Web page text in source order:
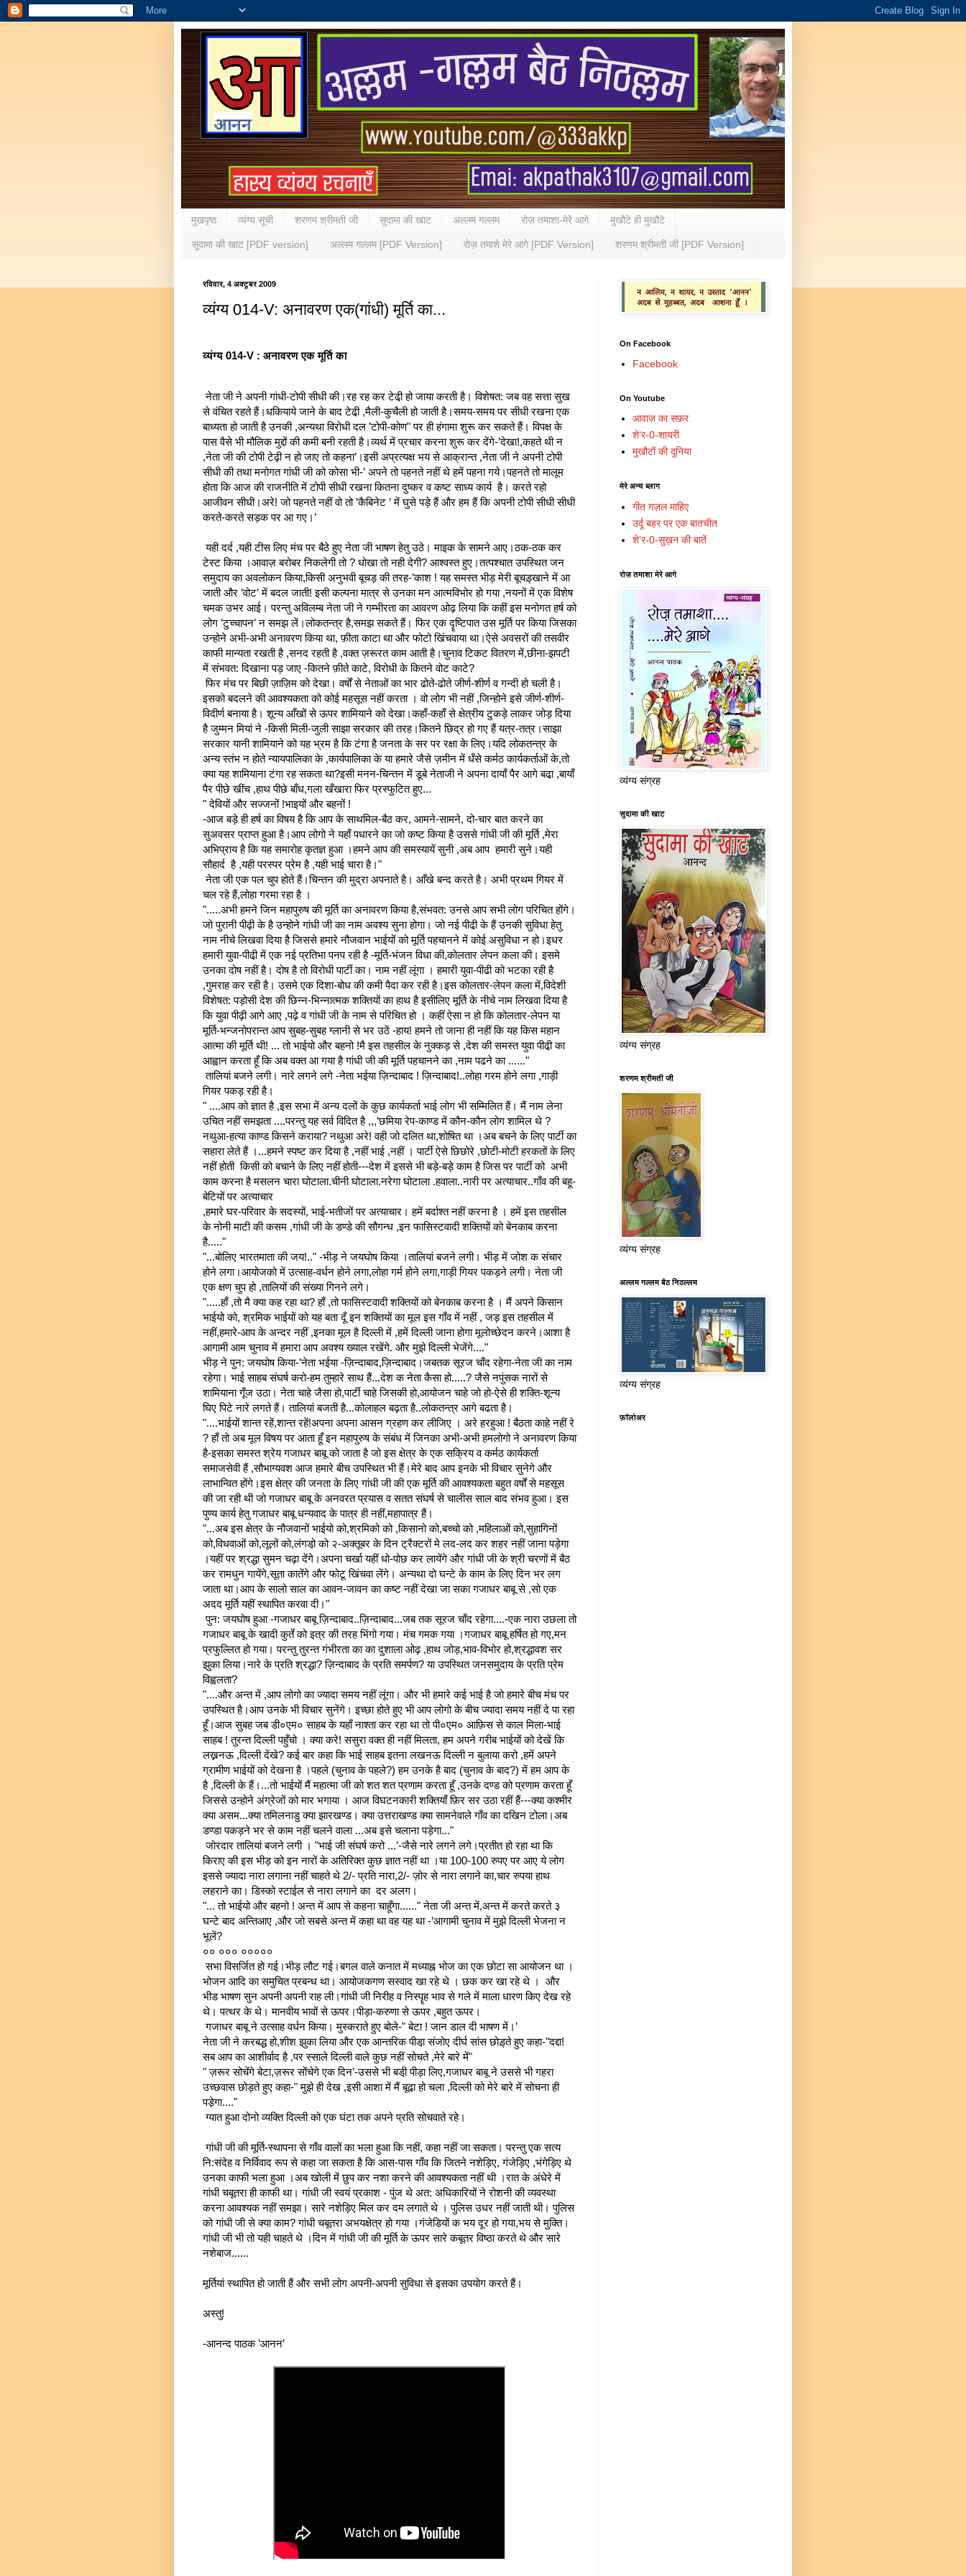
मुखपृष्ठ व्यंग्य सूची शरणम श्रीमती जी सुदामा की खाट अल्लम गल्लम रोज़ तमाशा-मेरे आगे मुखौटे ही मुखौटे
सुदामा की खाट [PDF version] अल्लम गल्लम [PDF Version] रोज़ तमाशे मेरे आगे [PDF Version] शरणम श्रीमती जी [PDF Version]
रविवार, 4 अक्टूबर 2009
व्यंग्य 014-V: अनावरण एक(गांधी) मूर्ति का...
व्यंग्य 014-V : अनावरण एक मूर्ति का
नेता जी ने अपनी गांधी-टोपी सीधी की।रह रह कर टेढी़ हो जाया करती है। विशेषत: जब वह सत्ता सुख
से वंचित रहते हैं।धकियाये जाने के बाद टेढी़ ,मैली-कुचैली हो जाती है।समय-समय पर सीधी रखना एक
बाध्यता हो जाती है उनकी ,अन्यथा विरोधी दल ’टोपी-कोण" पर ही हंगामा शुरू कर सकते हैं। विपक्ष के
पास वैसे भी मौलिक मुद्दों की कमी बनी रहती है।व्यर्थ में प्रचार करना शुरू कर देंगे-’देखा!,कहते थी न
,नेता जी की टोपी टेढ़ी न हो जाए तो कहना’।इसी अप्रत्यक्ष भय से आक्रान्त ,नेता जी ने अपनी टोपी
सीधी की तथा मनोगत गांधी जी को कोसा भी-’ अपने तो पहनते नहीं थे हमें पहना गये।पहनते तो मालूम
होता कि आज की राजनीति में टोपी सीधी रखना कितना दुष्कर व कष्ट साध्य कार्य है। करते रहो
आजीवन सीधी।अरे! जो पहनते नहीं वो तो ’कैबिनेट ’ में घुसे पड़े हैं और हम हैं कि अपनी टोपी सीधी सीधी
करते-करते सड़क पर आ गए।’
यही दर्द ,यही टीस लिए मंच पर बैठे हुए नेता जी भाषण हेतु उठे। माइक के सामने आए।ठक-ठक कर
टेस्ट किया ।आवाज़ बरोबर निकलेगी तो ? धोखा तो नही देगी? आश्वस्त हुए।तत्पश्चात उपस्थित जन
समुदाय का अवलोकन किया,किसी अनुभवी बूचड़ की तरह-’काश ! यह समस्त भीड़ मेरी बूचड़्खाने में आ
जाती और ’वोट’ में बदल जाती! इसी कल्पना मात्र से उनका मन आत्मविभोर हो गया ,नयनों में एक विशेष
चमक उभर आई। परन्तु अविलम्ब नेता जी ने गम्भीरता का आवरण ओढ़ लिया कि कहीं इस मनोगत हर्ष को
लोग ’टुच्चापन’ न समझ लें।लोकतन्त्र है,समझ सकते हैं। फिर एक दॄष्टिपात उस मूर्ति पर किया जिसका
उन्होने अभी-अभी अनावरण किया था, फ़ीता काटा था और फोटो खिंचवाया था।ऐसे अवसरों की तसवीर
काफी मान्यता रखती है ,सनद रहती है ,वक्त ज़रूरत काम आती है।चुनाव टिकट वितरण में,छीना-झपटी
में संभवत: दिखाना पड़ जाए -कितने फ़ीते काटे, विरोधी के कितने वोट काटे?
फिर मंच पर बिछी ज़ाज़िम को देखा। वर्षों से नेताओं का भार ढोते-ढोते जीर्ण-शीर्ण व गन्दी हो चली है।
इसको बदलने की आवश्यकता को कोई महसूस नहीं करता । वो लोग भी नहीं ,जिन्होने इसे जीर्ण-शीर्ण-
विदीर्ण बनाया है। शून्य आँखों से ऊपर शामियाने को देखा।कहाँ-कहाँ से क्षेत्रीय टुकड़े लाकर जोड़ दिया
है जुम्मन मियां ने -किसी मिली-जुली साझा सरकार की तरह।कितने छिद्र हो गए हैं यत्र-तत्र।साझा
सरकार यानी शामियाने को यह भ्रम है कि टंगा है जनता के सर पर रक्षा के लिए।यदि लोकतन्त्र के
अन्य स्तंभ न होते न्यायपालिका के ,कार्यपालिका के या हमारे जैसे ज़मीन में धँसे कर्मठ कार्यकर्ताओं के,तो
क्या यह शामियाना टंगा रह सकता था?इसी मनन-चिन्तन में डूबे नेताजी ने अपना दायाँ पैर आगे बढा़ ,बायाँ
पैर पीछे खींच ,हाथ पीछे बाँध,गला खँखारा फिर प्रस्फुटित हुए...
" देवियों और सज्जनों !भाइयों और बहनों !
-आज बड़े ही हर्ष का विषय है कि आप के साथमिल-बैठ कर, आमने-सामने, दो-चार बात करने का
सुअवसर प्राप्त हुआ है।आप लोगो ने यहाँ पधारने का जो कष्ट किया है उससे गांधी जी की मूर्ति ,मेरा
अभिप्राय है कि यह समारोह कृतज्ञ हुआ ।हमने आप की समस्यायें सुनी ,अब आप हमारी सुने।यही
सौहार्द है ,यही परस्पर प्रेम है ,यही भाई चारा है।"
नेता जी एक पल चुप होते हैं।चिन्तन की मुद्रा अपनाते है। आँखे बन्द करते है। अभी प्रथम गियर में
चल रहे हैं,लोहा गरमा रहा है ।
".....अभी हमने जिन महापुरुष की मूर्ति का अनावरण किया है,संभवत: उनसे आप सभी लोग परिचित होंगे।
जो पुरानी पीढ़ी के है उन्होने गांधी जी का नाम अवश्य सुना होगा। जो नई पीढी़ के हैं उनकी सुविधा हेतु
नाम नीचे लिखवा दिया है जिससे हमारे नौजवान भाईयों को मूर्ति पहचानने में कोई असुविधा न हो।इधर
हमारी युवा-पीढी़ में एक नई प्रतिभा पनप रही है -मूर्ति-भंजन विधा की,कोलतार लेपन कला की। इसमे
उनका दोष नहीं है। दोष है तो विरोधी पार्टी का। नाम नहीं लूंगा । हमारी युवा-पीढी को भटका रही है
,गुमराह कर रही है। उसमे एक दिशा-बोध की कमी पैदा कर रही है।इस कोलतार-लेपन कला में,विदेशी
विशेषत: पड़ोसी देश की छिन्न-भिन्नात्मक शक्तियों का हाथ है इसीलिए मूर्ति के नीचे नाम लिखवा दिया है
कि युवा पीढ़ी आगे आए ,पढ़े व गांधी जी के नाम से परिचित हो । कहीं ऐसा न हो कि कोलतार-लेपन या
मूर्ति-भन्जनोपरान्त आप सुबह-सुबह ग्लानी से भर उठें -हाय! हमने तो जाना ही नहीं कि यह किस महान
आत्मा की मूर्ति थी! ... तो भाईयो और बहनो !मै इस तहसील के नुक्कड़ से ,देश की समस्त युवा पीढी़ का
आह्वान करता हूँ कि अब वक्त आ गया है गांधी जी की मूर्ति पहचानने का ,नाम पढने का ......"
तालियां बजने लगी। नारे लगने लगे -नेता भईया ज़िन्दाबाद ! ज़िन्दाबाद!..लोहा गरम होने लगा ,गाड़ी
गियर पकड़ रही है।
" ....आप को ज्ञात है ,इस सभा में अन्य दलों के कुछ कार्यकर्ता भाई लोग भी सम्मिलित हैं। मैं नाम लेना
उचित नहीं समझता ....परन्तु यह सर्व विदित है ,,,’छमिया रेप-काण्ड में कौन-कौन लोग शामिल थे ?
नथुआ-हत्या काण्ड किसने कराया? नथुआ अरे! वही जो दलित था,शोषित था ।अब बचने के लिए पार्टी का
सहारा लेते हैं ।...हमने स्पष्ट कर दिया है ,नहीं भाई ,नहीं । पार्टी ऐसे छिछोरे ,छोटी-मोटी हरकतों के लिए
नहीं होती किसी को बचाने के लिए नहीं होती---देश में इससे भी बड़े-बड़े काम है जिस पर पार्टी को अभी
काम करना है मसलन चारा घोटाला.चीनी घोटाला.नरेगा घोटाला .हवाला..नारी पर अत्याचार..गाँव की बहू-
बेटियों पर अत्याचार
,हमारे घर-परिवार के सदस्यों, भाई-भतीजों पर अत्याचार। हमें बर्दाश्त नहीं करना है । हमें इस तहसील
के नोनी माटी की कसम ,गांधी जी के डण्डे की सौगन्ध ,इन फासिस्टवादी शक्तियों को बेनकाब करना
है....."
"...बोलिए भारतमाता की जय!.." -भीड़ ने जयघोष किया ।तालियां बजने लगी। भीड़ में जोश क संचार
होने लगा।आयोजको में उत्साह-वर्धन होने लगा,लोहा गर्म होने लगा,गाड़ी गियर पकड़ने लगी। नेता जी
एक क्षण चुप हो ,तालियों की संख्या गिनने लगे।
".....हाँ ,तो मै क्या कह रहा था? हाँ ,तो फासिस्टवादी शक्तियों को बेनकाब करना है । मैं अपने किसान
भाईयो को, श्रमिक भाईयों को यह बता दूँ इन शक्तियों का मूल इस गाँव में नहीं , जड़ इस तहसील में
नहीं,हमारे-आप के अन्दर नहीं ,इनका मूल है दिल्ली में ,हमें दिल्ली जाना होगा मूलोच्छेदन करने।आशा है
आगामी आम चुनाव में हमारा आप अवश्य ख्याल रखेंगे. और मुझे दिल्ली भेजेंगे...."
भीड़ ने पुन: जयघोष किया-’नेता भईया -ज़िन्दाबाद,ज़िन्दाबाद।जबतक सूरज चाँद रहेगा-नेता जी का नाम
रहेगा। भाई साहब संघर्ष करो-हम तुम्हारे साथ हैं...देश क नेता कैसा हो.....? जैसे नपुंसक नारों से
शामियाना गूँज उठा। नेता चाहे जैसा हो,पार्टी चाहे जिसकी हो,आयोजन चाहे जो हो-ऐसे ही शक्ति-शून्य
घिए पिटे नारे लगते हैं। तालियां बजती है...कोलाहल बढ़ता है..लोकतन्त्र आगे बढता है।
"....भाईयों शान्त रहें,शान्त रहें!अपना अपना आसन ग्रहण कर लीजिए । अरे हरहुआ ! बैठता काहे नहीं रे
? हाँ तो अब मूल विषय पर आता हूँ इन महापुरुष के संबंध में जिनका अभी-अभी हमलोगो ने अनावरण किया
है-इसका समस्त श्रेय गजाधर बाबू को जाता है जो इस क्षेत्र के एक सक्रिय व कर्मठ कार्यकर्ता
समाजसेवी हैं ,सौभाग्यवश आज हमारे बीच उपस्थित भी हैं।मेरे बाद आप इनके भी विचार सुनेगे और
लाभान्वित होंगे।इस क्षेत्र की जनता के लिए गांधी जी की एक मूर्ति की आवश्यकता बहुत वर्षों से महसूस
की जा रही थी जो गजाधर बाबू के अनवरत प्रयास व सतत संघर्ष से चालीस साल बाद संभव हुआ। इस
पुण्य कार्य हेतु गजाधर बाबू धन्यवाद के पात्र ही नहीं,महापात्र हैं।
"...अब इस क्षेत्र के नौजवानों भाईयो को,श्रमिको को ,किसानो को,बच्चो को ,महिलाओं को,सुहागिनों
को,विधवाओं को,लूलों को,लंगडो़ को २-अक्तूबर के दिन ट्रैक्टरों मे लद-लद कर शहर नहीं जाना पड़ेगा
।यहीं पर श्रद्धा सुमन चढ़ा देंगे।अपना चर्खा यहीं धो-पोछ कर लायेंगे और गांधी जी के श्री चरणों में बैठ
कर रामधुन गायेंगे,सूता कातेंगे और फोटू खिंचवा लेंगे। अन्यथा दो घन्टे के काम के लिए दिन भर लग
जाता था।आप के सालो साल का आवन-जावन का कष्ट नहीं देखा जा सका गजाधर बाबू से ,सो एक
अदद मूर्ति यहीं स्थापित करवा दी।"
पुन: जयघोष हुआ -गजाधर बाबू ज़िन्दाबाद..ज़िन्दाबाद...जब तक सूरज चाँद रहेगा....-एक नारा उछला तो
गजाधर बाबू के खादी कुर्ते को इत्र की तरह भिंगो गया। मंच गमक गया ।गजाधर बाबू हर्षित हो गए,मन
प्रफुल्लित हो गया। परन्तु तुरन्त गंभीरता का का दुशाला ओढ़ ,हाथ जोड़,भाव-विभोर हो,श्रद्धावश सर
झुका लिया।नारे के प्रति श्रद्धा? ज़िन्दाबाद के प्रति समर्पण? या उपस्थित जनसमुदाय के प्रति प्रेम
विह्वलता?
"....और अन्त में ,आप लोगो का ज्यादा समय नहीं लूंगा। और भी हमारे कई भाई है जो हमारे बीच मंच पर
उपस्थित है।आप उनके भी विचार सुनेंगे। इच्छा होते हुए भी आप लोगो के बीच ज्यादा समय नहीं दे पा रहा
हूँ।आज सुबह जब डी०एम० साहब के यहाँ नाश्ता कर रहा था तो पी०एम० आफ़िस से काल मिला-भाई
साहब ! तुरन्त दिल्ली पहुँचो । क्या करे! ससुरा वक्त ही नहीं मिलता, हम अपने गरीब भाईयों को देखें कि
लख्ननऊ ,दिल्ली देंखे? कई बार कहा कि भाई साहब इतना लखनऊ दिल्ली न बुलाया करो ,हमें अपने
ग्रामीण भाईयों को देखना है ।पहले (चुनाव के पहले?) हम उनके है बाद (चुनाव के बाद?) में हम आप के
है ,दिल्ली के हैं।...तो भाईयों मैं महात्मा जी को शत शत प्रणाम करता हूँ ,उनके दण्ड को प्रणाम करता हूँ
जिससे उन्होने अंग्रेजों को मार भगाया । आज विघटनकारी शक्तियाँ फ़िर सर उठा रहीं हैं---क्या कश्मीर
क्या असम...क्या तमिलनाडु क्या झारखण्ड। क्या उत्तराखण्ड क्या सामनेवाले गाँव का दखिन टोला।अब
डण्डा पकड़ने भर से काम नहीं चलने वाला ...अब इसे चलाना पड़ेगा..."
जोरदार तालियां बजने लगी । "भाई जी संघर्ष करो ...’-जैसे नारे लगने लगे।प्रतीत हो रहा था कि
किराए की इस भीड़ को इन नारों के अतिरिक्त कुछ ज्ञात नहीं था ।या 100-100 रुपए पर आए ये लोग
इससे ज्यादा नारा लगाना नहीं चाहते थे 2/- प्रति नारा,2/- ज़ोर से नारा लगाने का,चार रुपया हाथ
लहराने का। डिस्को स्टाईल से नारा लगाने का दर अलग।
"... तो भाईयो और बहनो ! अन्त में आप से कहना चाहूँगा......" नेता जी अन्त में,अन्त में करते करते ३
घन्टे बाद अन्तिआए ,और जो सबसे अन्त में कहा था वह यह था -’आगामी चुनाव में मुझे दिल्ली भेजना न
भूलें?
०० ००० ०००००
सभा विसर्जित हो गई।भीड़ लौट गई।बगल वाले कनात में मध्याह्न भोज का एक छोटा सा आयोजन था ।
भोजन आदि का समुचित प्रबन्ध था। आयोजकगण सस्वाद खा रहे थे । छक कर खा रहे थे । और
भीड भाषण सुन अपनी अपनी राह ली।गांधी जी निरीह व निस्पॄह भाव से गले में माला धारण किए देख रहे
थे। पत्थर के थे। मानवीय भावों से ऊपर।पीड़ा-करुणा से ऊपर ,बहुत ऊपर।
गजाधर बाबू ने उत्साह वर्धन किया। मुस्कराते हुए बोले-" बेटा ! जान डाल दी भाषण में।’
नेता जी ने करबद्ध हो,शीश झुका लिया और एक आन्तरिक पीडा़ संजोए दीर्घ सांस छोड़्ते हुए कहा-"दद्दा!
सब आप का आशीर्वाद है ,पर स्साले दिल्ली वाले कुछ नहीं सोचते ,मेरे बारे में"
" ज़रूर सोचेंगे बेटा,ज़रूर सोंचेगे एक दिन’-उससे भी बडी़ पीड़ा लिए,गजाधर बाबू ने उससे भी गहरा
उच्छवास छोड़ते हुए कहा-" मुझे ही देख ,इसी आशा में मैं बूढा़ हो चला ,दिल्ली को मेरे बारे में सोचना ही
पडे़गा...."
ग्यात हुआ दोनो व्यक्ति दिल्ली को एक घंटा तक अपने प्रति सोचवाते रहे।
गांधी जी की मूर्ति-स्थापना से गाँव वालों का भला हुआ कि नहीं, कहा नहीं जा सकता। परन्तु एक सत्य
नि:संदेह व निर्विवाद रूप से कहा जा सकता है कि आस-पास गाँव कि जितने नशेड़िए, गंजेड़िए ,भंगेड़िए थे
उनका काफी भला हुआ ।अब खोली में छुप कर नशा करने की आवश्यकता नहीं थी ।रात के अंधेरे में
गांधी चबूतरा ही काफी था। गांधी जी स्वयं प्रकाश - पुंज थे अत: अधिकारियों ने रोशनी की व्यवस्था
करना आवश्यक नहीं समझा। सारे नशेड़िए मिल कर दम लगाते थे । पुलिस उधर नहीं जाती थी। पुलिस
को गांधी जी से क्या काम? गांधी चबूतरा अभयक्षेत्र हो गया ।गंजेडियों क भय दूर हो गया,भय से मुक्ति।
गांधी जी भी तो यही चाहते थे ।दिन में गांधी जी की मूर्ति के ऊपर सारे कबूतर विष्ठा करते थे और सारे
नशेबाज......
मूर्तियां स्थापित हो जाती हैं और सभी लोग अपनी-अपनी सुविधा से इसका उपयोग करते हैं।
अस्तु!
-आनन्द पाठक ’आनन’
On Facebook
Facebook
On Youtube
आवाज़ का सफ़र
शे’र-0-शायरी
मुखौटों की दुनिया
मेरे अन्य ब्लाग
गीत ग़ज़ल माहिए
उर्दू बहर पर एक बातचीत
शे’र-0-सुख़न की बातें
रोज़ तमाशा मेरे आगे
व्यंग्य संग्रह
सुदामा की खाट
व्यंग्य संग्रह
शरणम श्रीमती जी
व्यंग्य संग्रह
अल्लम गल्लम बैठ निठल्लम
व्यंग्य संग्रह
फ़ॉलोअर